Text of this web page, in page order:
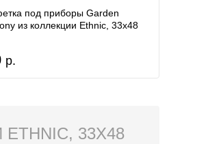
под приборы Garden
из коллекции Ethnic, 33х48
р.
33Х48